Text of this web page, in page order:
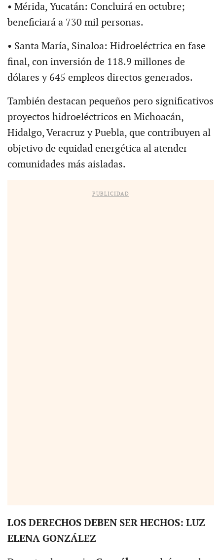
• Mérida, Yucatán: Concluirá en octubre;
beneficiará a 730 mil personas.
• Santa María, Sinaloa: Hidroeléctrica en fase
final, con inversión de 118.9 millones de
dólares y 645 empleos directos generados.
También destacan pequeños pero significativos
proyectos hidroeléctricos en Michoacán,
Hidalgo, Veracruz y Puebla, que contribuyen al
objetivo de equidad energética al atender
comunidades más aisladas.
PUBLICIDAD
LOS DERECHOS DEBEN SER HECHOS: LUZ
ELENA GONZÁLEZ